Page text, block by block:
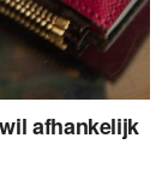
afhankelijk